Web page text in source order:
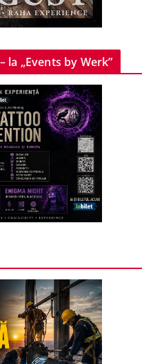
la „Events by Werk”